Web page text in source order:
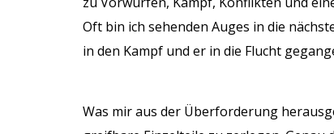
Oft bin ich sehenden Auges in die
in den Kampf und er in die Flucht
Was mir aus der Überforderung